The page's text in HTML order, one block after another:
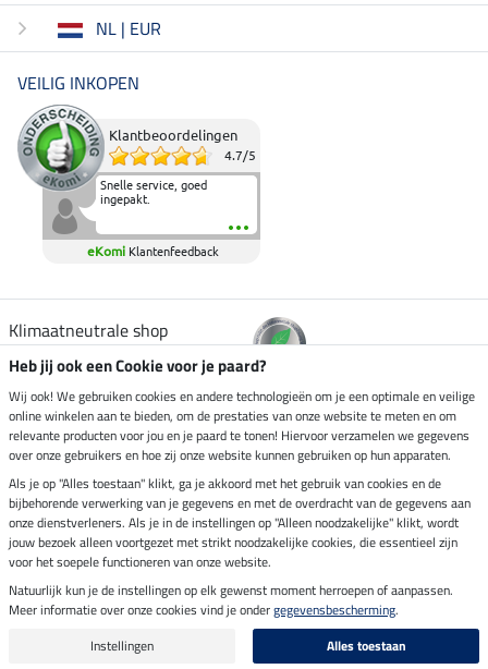
NL | EUR
VEILIG INKOPEN
Klantbeoordelingen
4.7/5
Snelle service, goed
ingepakt.
eKomi Klantenfeedback
Klimaatneutrale shop
Verzending per
Veilig betalen met
Impressum
Laatste update op 07.08.2026 om 07:03 uur
Alle prijzen in euro's, incl. BTW, excl. verzendkosten.
Heb jij ook een Cookie voor je paard?
Wij ook! We gebruiken cookies en andere technologieën om je een optimale en veilige
online winkelen aan te bieden, om de prestaties van onze website te meten en om
relevante producten voor jou en je paard te tonen! Hiervoor verzamelen we gegevens
over onze gebruikers en hoe zij onze website kunnen gebruiken op hun apparaten.
Als je op "Alles toestaan" klikt, ga je akkoord met het gebruik van cookies en de
bijbehorende verwerking van je gegevens en met de overdracht van de gegevens aan
onze dienstverleners. Als je in de instellingen op "Alleen noodzakelijke" klikt, wordt
jouw bezoek alleen voortgezet met strikt noodzakelijke cookies, die essentieel zijn
voor het soepele functioneren van onze website.
Natuurlijk kun je de instellingen op elk gewenst moment herroepen of aanpassen.
Meer informatie over onze cookies vind je ondergegevensbescherming.
Instellingen
Alles toestaan